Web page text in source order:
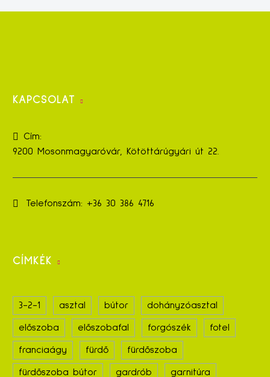
KAPCSOLAT
Cím:
9200 Mosonmagyaróvár, Kötöttárúgyári út 22.
Telefonszám: +36 30 386 4716
CÍMKÉK
3-2-1 asztal bútor dohányzóasztal
előszoba előszobafal forgószék fotel
franciaágy fürdő fürdőszoba
fürdőszoba bútor gardrób garnitúra